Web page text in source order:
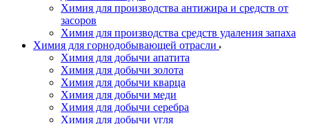
Химия для производства антижира и средств от
засоров
Химия для производства средств удаления запаха
Химия для горнодобывающей отрасли
Химия для добычи апатита
Химия для добычи золота
Химия для добычи кварца
Химия для добычи меди
Химия для добычи серебра
Химия для добычи угля